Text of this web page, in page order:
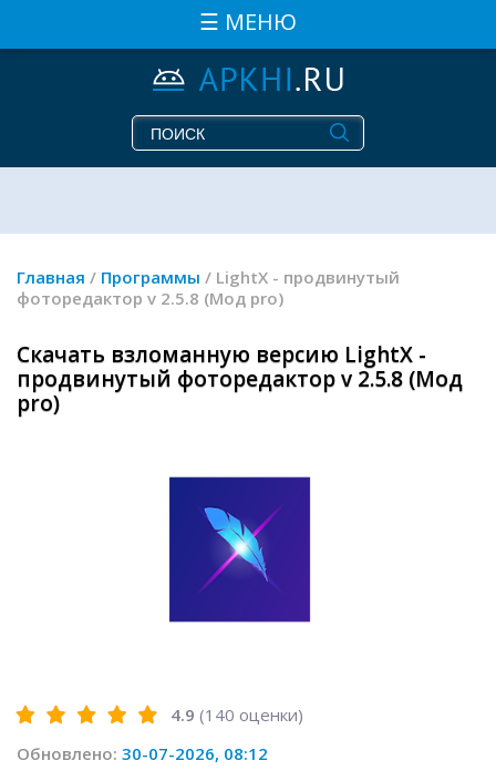
☰ МЕНЮ
Главная / Программы / LightX - продвинутый
фоторедактор v 2.5.8 (Мод pro)
Скачать взломанную версию LightX -
продвинутый фоторедактор v 2.5.8 (Мод
pro)
4.9 (140 оценки)
Обновлено: 30-07-2026, 08:12